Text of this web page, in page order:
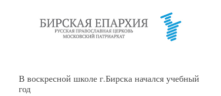
В воскресной школе г.Бирска начался учебный
год